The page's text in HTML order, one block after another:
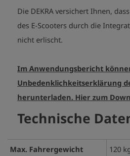
Die DEKRA versichert Ihnen,
des E-Scooters durch die
nicht erlischt.
Im Anwendungsbericht
Unbedenklichkeitserklärung
herunterladen. Hier zum
Technische
Max. Fahrergewicht
120